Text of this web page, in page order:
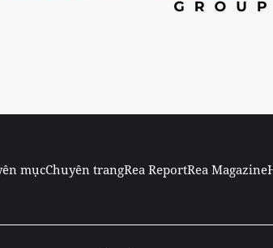
mụcChuyên trangRea ReportRea Magazine